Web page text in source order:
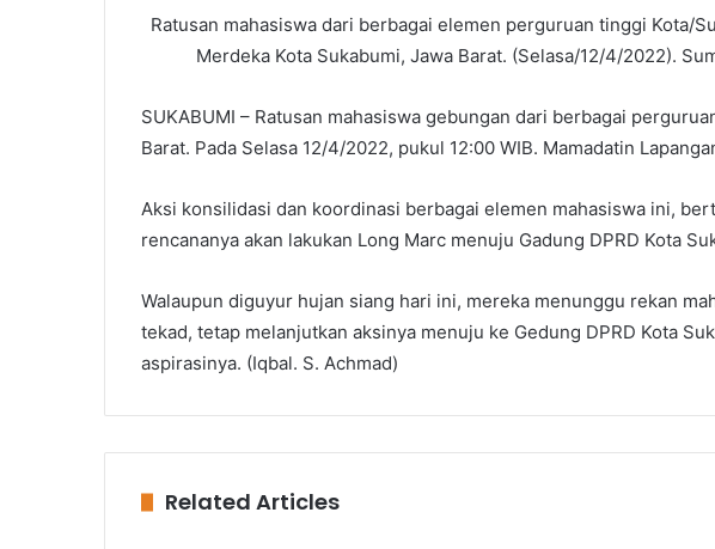
Ratusan mahasiswa dari berbagai elemen perguruan tinggi Kota/
Merdeka Kota Sukabumi, Jawa Barat. (Selasa/12/4/2022).
SUKABUMI – Ratusan mahasiswa gebungan dari berbagai
Barat. Pada Selasa 12/4/2022, pukul 12:00 WIB. Mamadatin
Aksi konsilidasi dan koordinasi berbagai elemen mahasiswa ini,
rencananya akan lakukan Long Marc menuju Gadung DPRD Kota
Walaupun diguyur hujan siang hari ini, mereka menunggu rekan
tekad, tetap melanjutkan aksinya menuju ke Gedung DPRD Kota
aspirasinya. (Iqbal. S. Achmad)
Related Articles